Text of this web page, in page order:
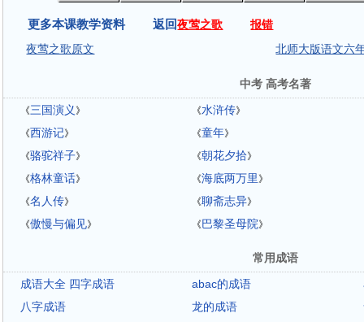
更多本课教学资料 返回夜莺之歌
报错
夜莺之歌原文
北师大版语文六
中考 高考名著
《三国演义 》 《水浒传》
《西游记》 《童年》
《骆驼祥子》 《朝花夕拾》
《格林童话》 《海底两万里 》
《名人传》 《聊斋志异》
《傲慢与偏见》 《巴黎圣母院》
常用成语
成语大全 四字成语
abac的成语
八字成语
龙的成语